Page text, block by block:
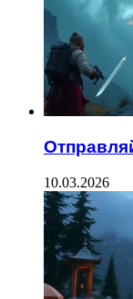
10.03.2026